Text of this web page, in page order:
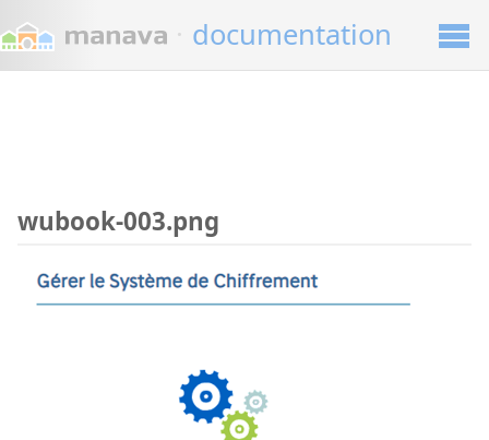
· documentation
wubook-003.png